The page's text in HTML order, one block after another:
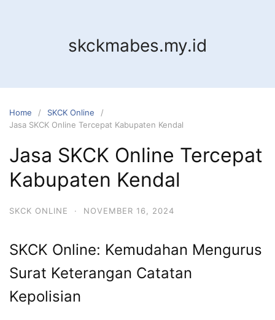
skckmabes.my.id
Home
SKCK Online
Jasa SKCK Online Tercepat Kabupaten Kendal
Jasa SKCK Online Tercepat
Kabupaten Kendal
SKCK ONLINE · NOVEMBER 16, 2024
SKCK Online: Kemudahan Mengurus
Surat Keterangan Catatan
Kepolisian